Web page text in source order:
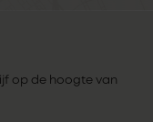
op de hoogte van